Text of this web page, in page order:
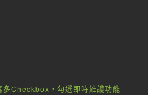
Checkbox，勾選即時維護功能 |